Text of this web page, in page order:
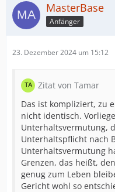
MasterBase
Anfänger
23. Dezember 2024 um 15:12
Zitat von Tamar
Das ist kompliziert, zu
nicht identisch.
Unterhaltsvermutung,
Unterhaltspflicht nach
Unterhaltsvermutung
Grenzen, das heißt,
genug zum Leben
Gericht wohl so